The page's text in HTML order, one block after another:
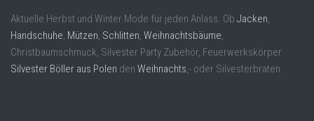
Aktuelle Herbst und Winter Mode für jeden Anlass. Ob Jacken,
Handschuhe, Mützen, Schlitten, Weihnachtsbäume,
Christbaumschmuck, Silvester Party Zubehör, Feuerwerkskörper
Silvester Böller aus Polen den Weihnachts,- oder Silvesterbraten.